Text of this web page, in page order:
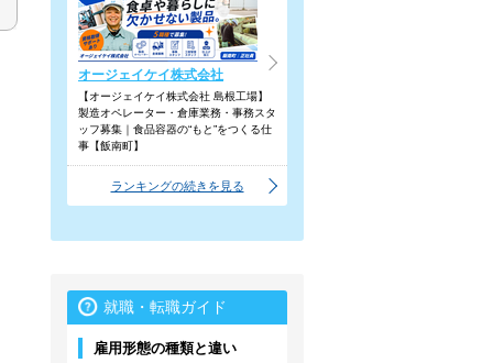
オージェイケイ株式会社
【オージェイケイ株式会社 島根工場】
製造オペレーター・倉庫業務・事務スタ
ッフ募集｜食品容器の“もと”をつくる仕
事【飯南町】
ランキングの続きを見る
就職・転職ガイド
雇用形態の種類と違い